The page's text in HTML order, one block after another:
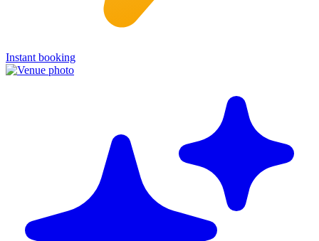
Instant booking